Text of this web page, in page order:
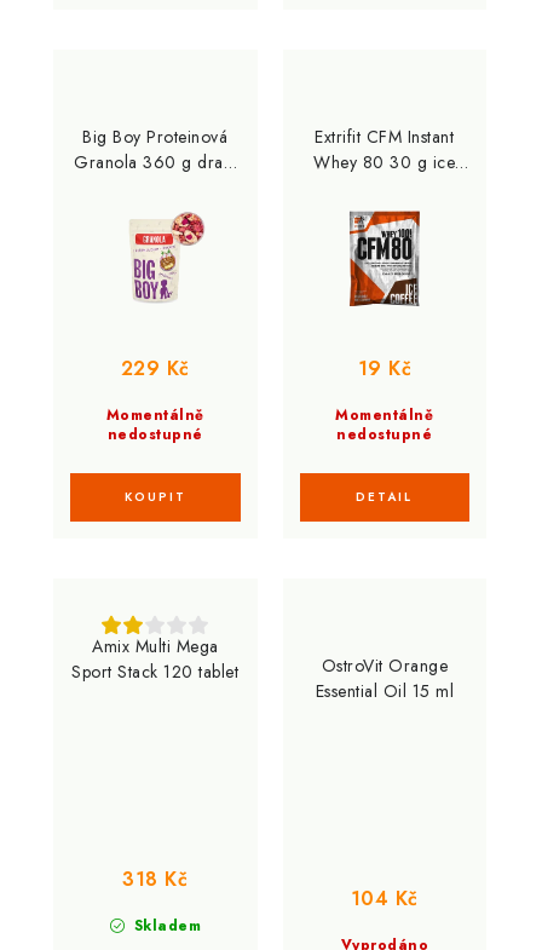
Big Boy Proteinová
Granola 360 g dračí
Momentálně
nedostupné
229 Kč
Extrifit CFM Instant
Whey 80 30 g ice
Momentálně
nedostupné
19 Kč
Amix Multi Mega
Sport Stack 120 tablet
Skladem
318 Kč
OstroVit Orange
Essential Oil 15 ml
Vyprodáno
104 Kč